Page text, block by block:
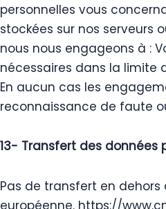
personnelles vous
stockées sur nos serveurs
nous nous engageons à :
nécessaires dans la limite
En aucun cas les
reconnaissance de faute
13- Transfert des données
Pas de transfert en dehors
européenne. https://